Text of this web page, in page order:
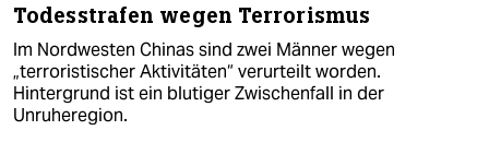
Todesstrafen wegen Terrorismus
Im Nordwesten Chinas sind zwei Männer wegen
„terroristischer Aktivitäten“ verurteilt worden.
Hintergrund ist ein blutiger Zwischenfall in der
Unruheregion.